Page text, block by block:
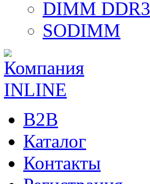
DIMM DDR3
SODIMM
B2B
Каталог
Контакты